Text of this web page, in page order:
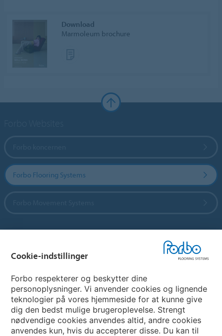
Download
Marmoleum brochure
Forbo Flooring Systems
My Forbo
Nuway entrance systems
Cookie-indstillinger
Forbo respekterer og beskytter dine
personoplysninger. Vi anvender cookies og lignende
teknologier på vores hjemmeside for at kunne give
dig den bedst mulige brugeroplevelse. Strengt
nødvendige cookies anvendes altid, andre cookies
anvendes kun, hvis du accepterer disse. Du kan til